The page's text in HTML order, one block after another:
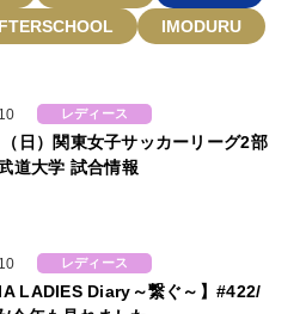
IMODURU
レディース
日）関東女子サッカーリーグ2部
道大学 試合情報
レディース
LADIES Diary～繋ぐ～】#422/